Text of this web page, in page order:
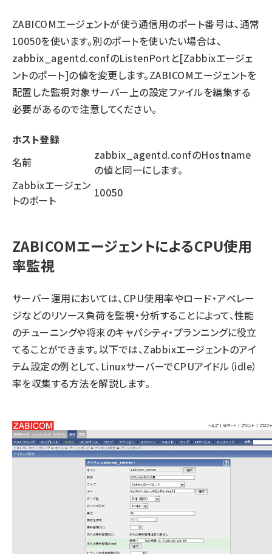
ZABICOMエージェントが使う通信用のポート番号は、通常
10050を使います。別のポートを使いたい場合は、
zabbix_agentd.confのListenPortと[Zabbixエージェ
ントのポート]の値を変更します。ZABICOMエージェントを
配置した監視対象サーバー上の設定ファイルを編集する
必要があるので注意してください。
ホスト登録
名前
zabbix_agentd.confのHostname
の値と同一にします。
Zabbixエージェン
トのポート
10050
ZABICOMエージェントによるCPU使用
率監視
サーバー運用においては、CPU使用率やロード・アベレー
ジなどのリソース負荷を監視・分析することによって、性能
のチューニングや将来のキャパシティ・プランニングに役立
てることができます。以下では、Zabbixエージェントのアイ
テム設定の例として、LinuxサーバーでCPUアイドル（idle）
率を収集する方法を解説します。